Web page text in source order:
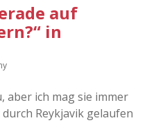
auf
in
aber ich mag sie immer
Reykjavik gelaufen